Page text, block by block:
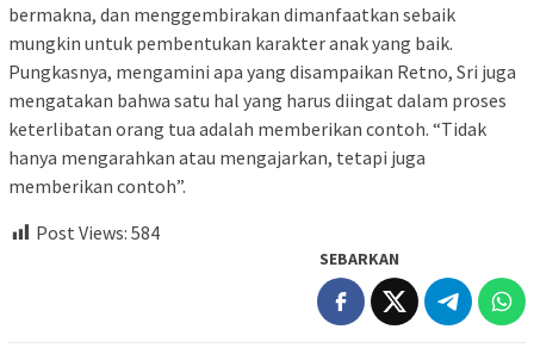
bermakna, dan menggembirakan dimanfaatkan sebaik
mungkin untuk pembentukan karakter anak yang baik.
Pungkasnya, mengamini apa yang disampaikan Retno, Sri juga
mengatakan bahwa satu hal yang harus diingat dalam proses
keterlibatan orang tua adalah memberikan contoh. “Tidak
hanya mengarahkan atau mengajarkan, tetapi juga
memberikan contoh”.
Post Views: 584
SEBARKAN